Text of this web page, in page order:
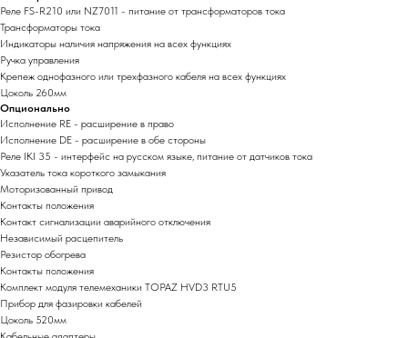
Реле FS-R210 или NZ7011 - питание от трансформаторов тока
Трансформаторы тока
Индикаторы наличия напряжения на всех функциях
Ручка управления
Крепеж однофазного или трехфазного кабеля на всех функциях
Цоколь 260мм
Опционально
Исполнение RE - расширение в право
Исполнение DE - расширение в обе стороны
Реле IKI 35 - интерфейс на русском языке, питание от датчиков тока
Указатель тока короткого замыкания
Моторизованный привод
Контакты положения
Контакт сигнализации аварийного отключения
Независимый расцепитель
Резистор обогрева
Контакты положения
Комплект модуля телемеханики TOPAZ HVD3 RTU5
Прибор для фазировки кабелей
Цоколь 520мм